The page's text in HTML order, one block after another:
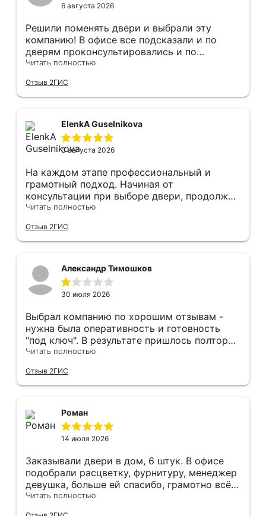
6 августа 2026
Решили поменять двери и выбрали эту
компанию! В офисе все подсказали и по
дверям проконсультировались и по
фурнитуре. Анастасия ответила на все
Монтаж быстро, качественно и аккуратно,
Сергея прямо рекомендую! С утра до
мусор убирает после монтажа. Рекомендую!
Читать полностью
Отзыв 2ГИС
ElenkA Guselnikova
3 августа 2026
На каждом этапе профессиональный и
грамотный подход. Начиная от
консультации при выборе двери, продолжая
оперативным замером, завершая быстрой и
оформление двери - отдельное спасибо!
Рекомендуем и планируем в дальнейшем, по
Читать полностью
Отзыв 2ГИС
Александр Тимошков
30 июля 2026
Выбрал компанию по хорошим отзывам -
нужна была оперативность и готовность
"под ключ". В результате пришлось полтора
часа потратить на уборку подъезда, так как
"утилизация старой двери" не входит
уборка выломанного деревянного косяка и
После предъявления претензии менеджеру
получил только недовольный звонок от
монтажника, никаких извинений и попыток
менеджером специально обговаривал, что
нужна утилизация, мне это затруднительно -
ограниченные физические возможности...
Дополнение на следующий день - отберите
Читать полностью
Отзыв 2ГИС
Роман
14 июля 2026
Заказывали двери в дом, 6 штук. В офисе
подобрали расцветку, фурнитуру, менеджер
девушка, больше ей спасибо, грамотно всё
подсказывала и советовала. Парни
Читать полностью